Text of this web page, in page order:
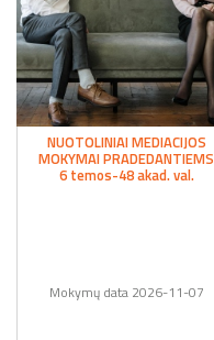
NUOTOLINIAI MEDIACIJOS
MOKYMAI PRADEDANTIEMS
6 temos-48 akad. val.
Mokymų data 2026-11-07